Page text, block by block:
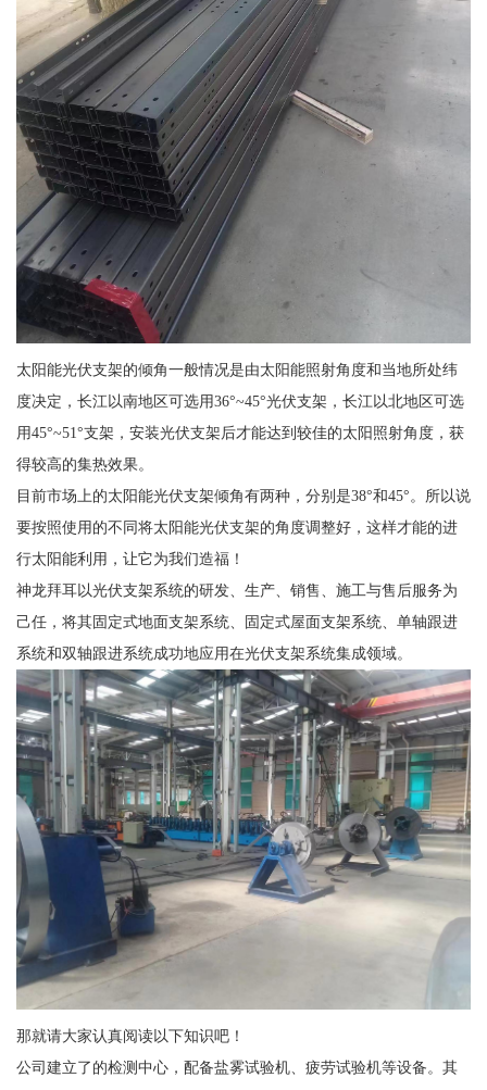
太阳能光伏支架的倾角一般情况是由太阳能照射角度和当地所处纬
度决定，长江以南地区可选用36°~45°光伏支架，长江以北地区可选
用45°~51°支架，安装光伏支架后才能达到较佳的太阳照射角度，获
得较高的集热效果。
目前市场上的太阳能光伏支架倾角有两种，分别是38°和45°。所以说
要按照使用的不同将太阳能光伏支架的角度调整好，这样才能的进
行太阳能利用，让它为我们造福！
神龙拜耳以光伏支架系统的研发、生产、销售、施工与售后服务为
己任，将其固定式地面支架系统、固定式屋面支架系统、单轴跟进
系统和双轴跟进系统成功地应用在光伏支架系统集成领域。
那就请大家认真阅读以下知识吧！
公司建立了的检测中心，配备盐雾试验机、疲劳试验机等设备。其